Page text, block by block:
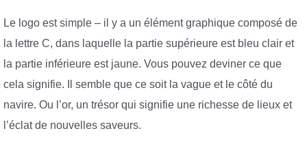
Le logo est simple – il y a un élément graphique composé de
la lettre C, dans laquelle la partie supérieure est bleu clair et
la partie inférieure est jaune. Vous pouvez deviner ce que
cela signifie. Il semble que ce soit la vague et le côté du
navire. Ou l’or, un trésor qui signifie une richesse de lieux et
l’éclat de nouvelles saveurs.